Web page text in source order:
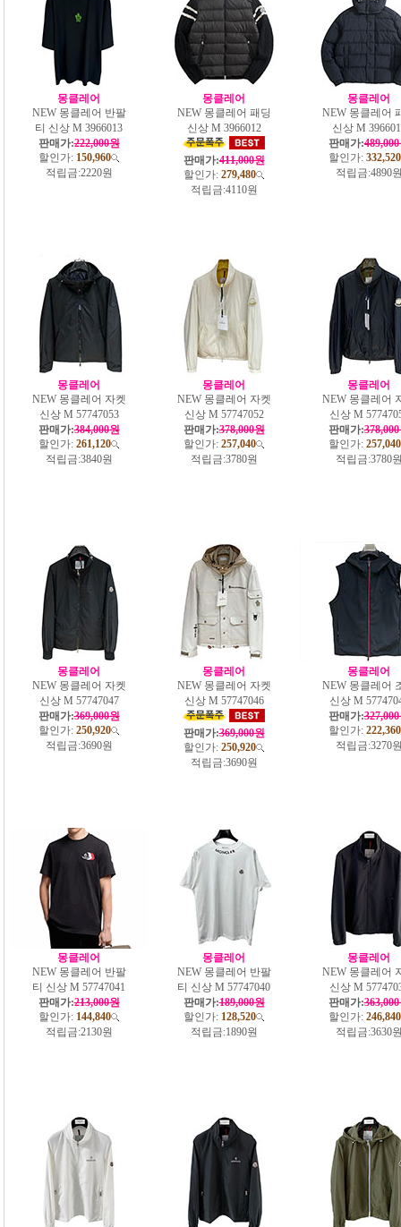
몽클레어
NEW 몽클레어 반팔
티 신상 M 3966013
판매가:222,000원
할인가: 150,960
적립금:2220원
몽클레어
NEW 몽클레어 패딩
신상 M 3966012
판매가:411,000원
할인가: 279,480
적립금:4110원
몽클레어
NEW 몽클레어
신상 M
판매가:
할인가: 332,520
적립금:4890
몽클레어
NEW 몽클레어 자켓
신상 M 57747053
판매가:384,000원
할인가: 261,120
적립금:3840원
몽클레어
NEW 몽클레어 자켓
신상 M 57747052
판매가:378,000원
할인가: 257,040
적립금:3780원
몽클레어
NEW 몽클레어
신상 M
판매가:
할인가: 257,040
적립금:3780
몽클레어
NEW 몽클레어 자켓
신상 M 57747047
판매가:369,000원
할인가: 250,920
적립금:3690원
몽클레어
NEW 몽클레어 자켓
신상 M 57747046
판매가:369,000원
할인가: 250,920
적립금:3690원
몽클레어
NEW 몽클레어
신상 M
판매가:
할인가: 222,360
적립금:3270
몽클레어
NEW 몽클레어 반팔
티 신상 M 57747041
판매가:213,000원
할인가: 144,840
적립금:2130원
몽클레어
NEW 몽클레어 반팔
티 신상 M 57747040
판매가:189,000원
할인가: 128,520
적립금:1890원
몽클레어
NEW 몽클레어
신상 M
판매가:
할인가: 246,840
적립금:3630